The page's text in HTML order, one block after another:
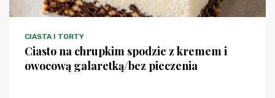
CIASTA I TORTY
Ciasto na chrupkim spodzie z kremem i
owocową galaretką/bez pieczenia